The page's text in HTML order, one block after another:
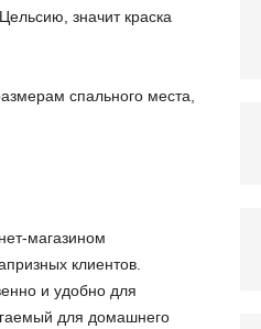
значит краска
спального места,
магазином
клиентов.
и удобно для
для домашнего